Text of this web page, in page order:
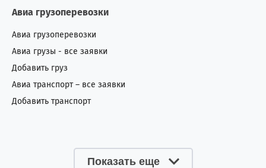
Авиа грузоперевозки
Авиа грузоперевозки
Авиа грузы - все заявки
Добавить груз
Авиа транспорт – все заявки
Добавить транспорт
Показать еще